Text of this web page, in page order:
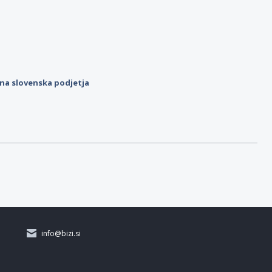
slovenska podjetja
info@bizi.si